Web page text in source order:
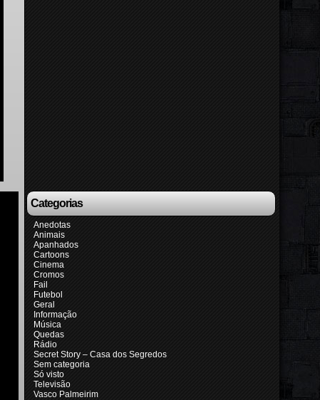
Categorias
Anedotas
Animais
Apanhados
Cartoons
Cinema
Cromos
Fail
Futebol
Geral
Informação
Música
Quedas
Rádio
Secret Story – Casa dos Segredos
Sem categoria
Só visto
Televisão
Vasco Palmeirim